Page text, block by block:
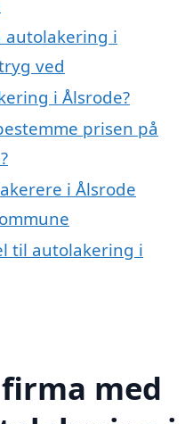
autolakering i
ved
i Ålsrode?
prisen på
i Ålsrode
til autolakering i
med